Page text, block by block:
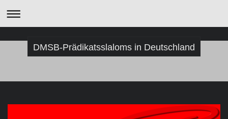
DMSB-Prädikatsslaloms in Deutschland